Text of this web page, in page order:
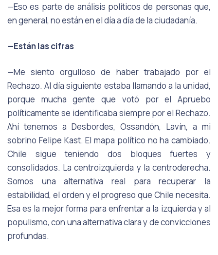
—Eso es parte de análisis políticos de personas que,
en general, no están en el día a día de la ciudadanía.
—Están las cifras
—Me siento orgulloso de haber trabajado por el
Rechazo. Al día siguiente estaba llamando a la unidad,
porque mucha gente que votó por el Apruebo
políticamente se identificaba siempre por el Rechazo.
Ahí tenemos a Desbordes, Ossandón, Lavín, a mi
sobrino Felipe Kast. El mapa político no ha cambiado.
Chile sigue teniendo dos bloques fuertes y
consolidados. La centroizquierda y la centroderecha.
Somos una alternativa real para recuperar la
estabilidad, el orden y el progreso que Chile necesita.
Esa es la mejor forma para enfrentar a la izquierda y al
populismo, con una alternativa clara y de convicciones
profundas.